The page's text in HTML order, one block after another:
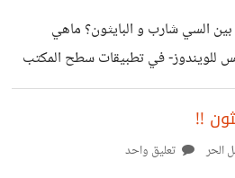
بين السي شارب و البايثون؟ ماهي
للويندوز- في تطبيقات سطح المكتب
هل هناك منصة عمل كالفيجوال
!!
الحر تعليق واحد